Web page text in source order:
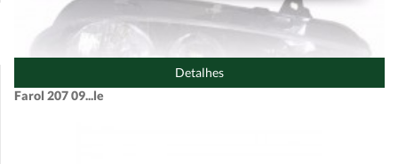
Detalhes
Farol 207 09...le